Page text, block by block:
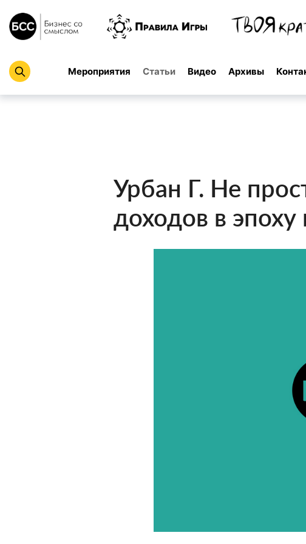
Мероприятия Статьи Видео Архивы
Урбан Г. Не
доходов в эпоху